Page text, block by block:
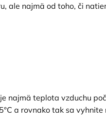
ale najmä od toho, či
najmä teplota vzduchu
a rovnako tak sa